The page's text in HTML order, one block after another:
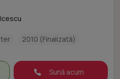
2010 (Finalizată)
Sună acum